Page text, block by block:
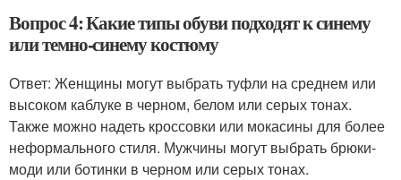
Вопрос 4: Какие типы обуви подходят к синему
или темно-синему костюму
Ответ: Женщины могут выбрать туфли на среднем или
высоком каблуке в черном, белом или серых тонах.
Также можно надеть кроссовки или мокасины для более
неформального стиля. Мужчины могут выбрать брюки-
моди или ботинки в черном или серых тонах.